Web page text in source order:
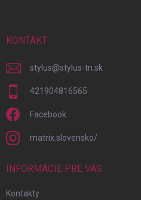
KONTAKT
stylus@stylus-tn.sk
421904816565
Facebook
matrix.slovensko/
INFORMÁCIE PRE VÁS
Kontakty